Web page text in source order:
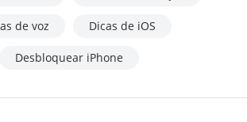
de voz Dicas de iOS
Desbloquear iPhone